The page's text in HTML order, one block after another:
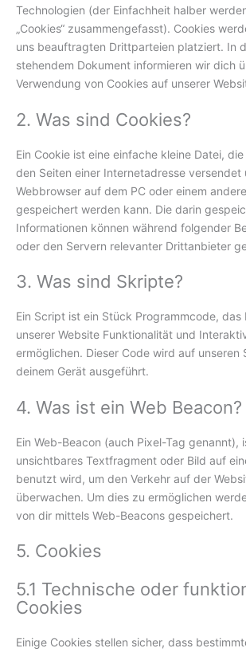
Technologien (der Einfachheit halber
„Cookies“ zusammengefasst). Cookies
uns beauftragten Drittparteien platziert. In
stehendem Dokument informieren wir dich
Verwendung von Cookies auf unserer
2. Was sind Cookies?
Ein Cookie ist eine einfache kleine Datei,
den Seiten einer Internetadresse versendet
Webbrowser auf dem PC oder einem
gespeichert werden kann. Die darin
Informationen können während folgender
oder den Servern relevanter Drittanbieter
3. Was sind Skripte?
Ein Script ist ein Stück Programmcode,
unserer Website Funktionalität und
ermöglichen. Dieser Code wird auf unseren
deinem Gerät ausgeführt.
4. Was ist ein Web Beacon?
Ein Web-Beacon (auch Pixel-Tag genannt),
unsichtbares Textfragment oder Bild auf
benutzt wird, um den Verkehr auf der
überwachen. Um dies zu ermöglichen
von dir mittels Web-Beacons gespeichert.
5. Cookies
5.1 Technische oder
Cookies
Einige Cookies stellen sicher, dass